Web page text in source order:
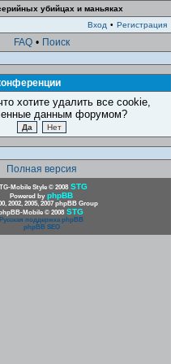
убийцах и маньяках
Вход • Регистрация
FAQ • Поиск
хотите удалить все cookie,
данным форумом?
Полная версия
Mobile Style © 2008 STG
Powered by phpBB
2002, 2005, 2007 phpBB Group
Mobile © 2008 STG
Русская поддержка phpBB
phpBB SEO